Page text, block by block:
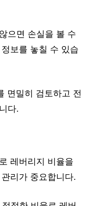
으면 손실을 볼 수
보를 놓칠 수 있습
면밀히 검토하고 전
다.
레버리지 비율을
리가 중요합니다.